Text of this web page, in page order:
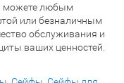
можете любым
или безналичным
обслуживания и
ваших ценностей.